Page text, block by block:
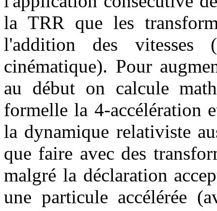
la TRR que les
l'addition des vitesses
cinématique). Pour
au début on calcule
formelle la 4-accélération
la dynamique relativiste
que faire avec des
malgré la déclaration
une particule accélérée